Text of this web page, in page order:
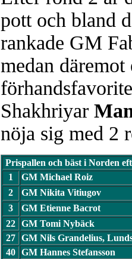
pott och bland
rankade GM
medan däremot
Shakhriyar
nöja sig med 2
Prispallen och bäst i Norden
1
GM Michael Roiz
2
GM Nikita Vitiugov
3
GM Etienne Bacrot
22 GM Tomi Nybäck
27 GM Nils Grandelius,
40 GM Hannes Stefansson